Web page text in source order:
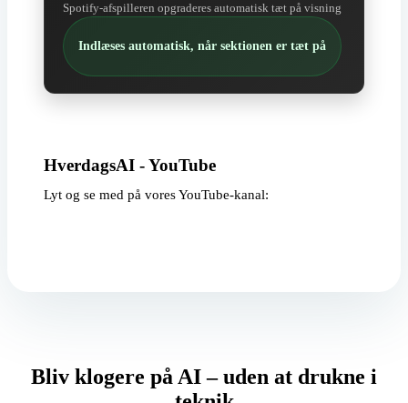
Spotify-afspilleren opgraderes automatisk tæt på visning
Indlæses automatisk, når sektionen er tæt på
HverdagsAI - YouTube
Lyt og se med på vores YouTube-kanal:
Bliv klogere på AI – uden at drukne i